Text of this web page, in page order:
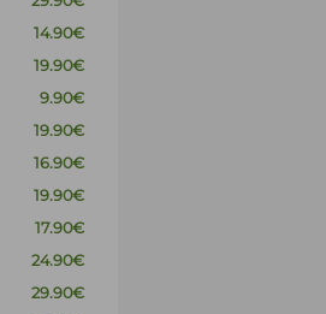
14.90€
19.90€
9.90€
19.90€
16.90€
19.90€
17.90€
24.90€
29.90€